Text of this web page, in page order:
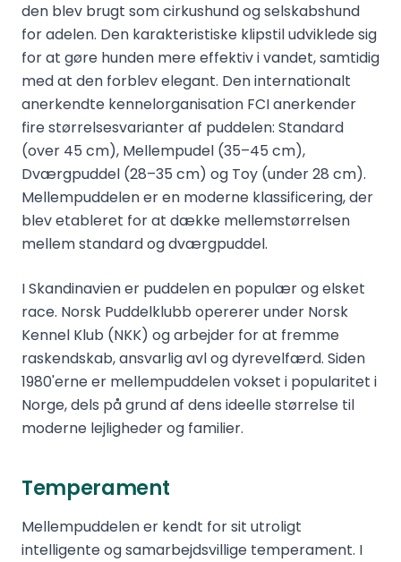
den blev brugt som cirkushund og selskabshund
for adelen. Den karakteristiske klipstil udviklede sig
for at gøre hunden mere effektiv i vandet, samtidig
med at den forblev elegant. Den internationalt
anerkendte kennelorganisation FCI anerkender
fire størrelsesvarianter af puddelen: Standard
(over 45 cm), Mellempudel (35–45 cm),
Dværgpuddel (28–35 cm) og Toy (under 28 cm).
Mellempuddelen er en moderne klassificering, der
blev etableret for at dække mellemstørrelsen
mellem standard og dværgpuddel.
I Skandinavien er puddelen en populær og elsket
race. Norsk Puddelklubb opererer under Norsk
Kennel Klub (NKK) og arbejder for at fremme
raskendskab, ansvarlig avl og dyrevelfærd. Siden
1980'erne er mellempuddelen vokset i popularitet i
Norge, dels på grund af dens ideelle størrelse til
moderne lejligheder og familier.
Temperament
Mellempuddelen er kendt for sit utroligt
intelligente og samarbejdsvillige temperament. I